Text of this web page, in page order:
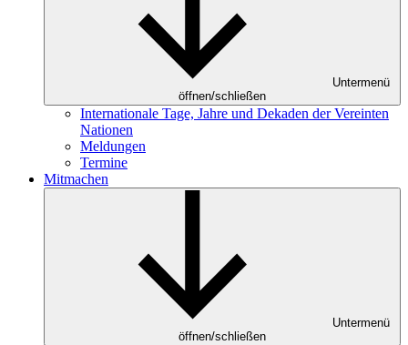
Untermenü
öffnen/schließen
Internationale Tage, Jahre und Dekaden der Vereinten
Nationen
Meldungen
Termine
Mitmachen
Untermenü
öffnen/schließen